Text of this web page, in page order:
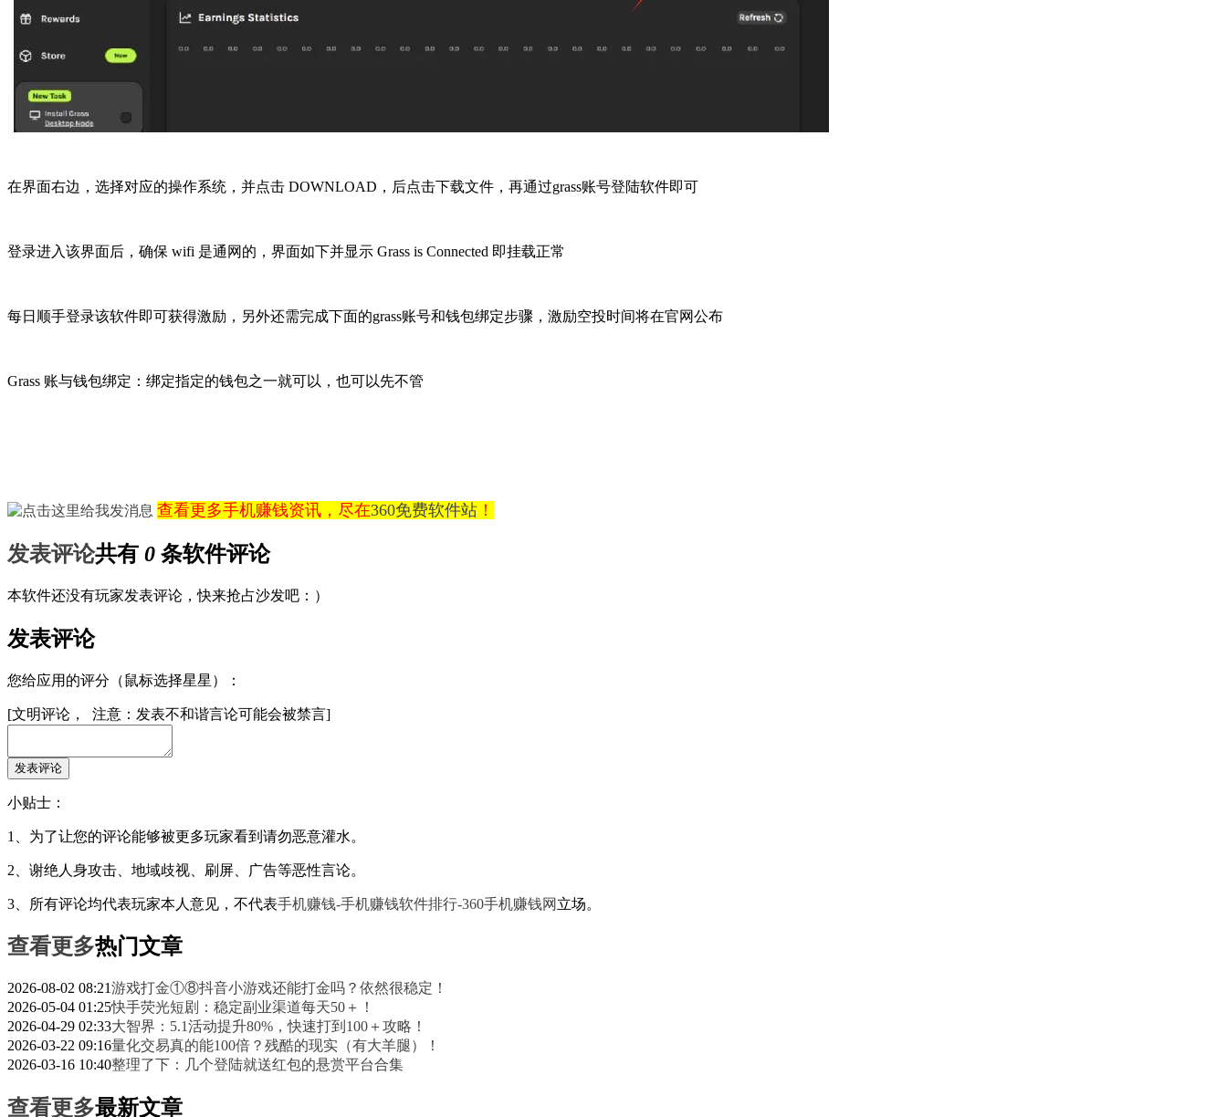
在界面右边，选择对应的操作系统，并点击 DOWNLOAD， 后点击下载文件，再通过grass账号登陆软件即可
登录进入该界面后，确保 wifi 是通网的，界面如下并显示 Grass is Connected 即挂载正常
每日顺手登录该软件即可获得激励，另外还需完成下面的grass账号和钱包绑定步骤，激励空投时间将在官网公布
Grass 账与钱包绑定：绑定指定的钱包之一就可以，也可以先不管
查看更多手机赚钱资讯，尽在360免费软件站 ！
发表评论共有 0 条软件评论
本软件还没有玩家发表评论，快来抢占沙发吧：）
发表评论
您给应用的评分（鼠标选择星星）：
[文明评论， 注意：发表不和谐言论可能会被禁言]
小贴士：
1、为了让您的评论能够被更多玩家看到请勿恶意灌水。
2、谢绝人身攻击、地域歧视、刷屏、广告等恶性言论。
3、所有评论均代表玩家本人意见，不代表手机赚钱-手机赚钱软件排行-360手机赚钱网 立场。
查看更多热门文章
2026-08-02 08:21游戏打金①⑧抖音小游戏还能打金吗？依然很稳定！
2026-05-04 01:25快手荧光短剧：稳定副业渠道每天50＋！
2026-04-29 02:33大智界：5.1活动提升80%，快速打到100＋攻略！
2026-03-22 09:16量化交易真的能100倍？残酷的现实（有大羊腿）！
2026-03-16 10:40整理了下：几个登陆就送红包的悬赏平台合集
查看更多最新文章